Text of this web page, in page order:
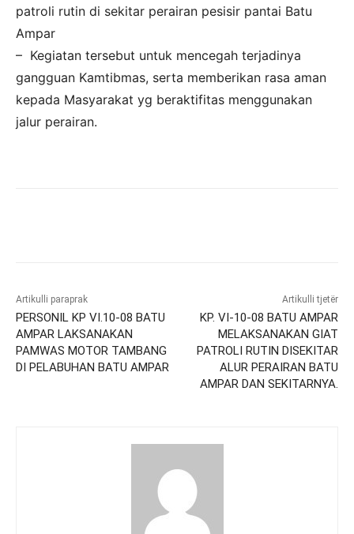
patroli rutin di sekitar perairan pesisir pantai Batu
Ampar
– Kegiatan tersebut untuk mencegah terjadinya
gangguan Kamtibmas, serta memberikan rasa aman
kepada Masyarakat yg beraktifitas menggunakan
jalur perairan.
Artikulli paraprak
PERSONIL KP VI.10-08 BATU
AMPAR LAKSANAKAN
PAMWAS MOTOR TAMBANG
DI PELABUHAN BATU AMPAR
Artikulli tjetër
KP. VI-10-08 BATU AMPAR
MELAKSANAKAN GIAT
PATROLI RUTIN DISEKITAR
ALUR PERAIRAN BATU
AMPAR DAN SEKITARNYA.